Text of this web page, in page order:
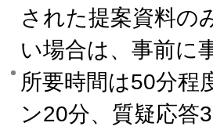
された提案資料の
い場合は、事前に
所要時間は50分程
ン20分、質疑応答